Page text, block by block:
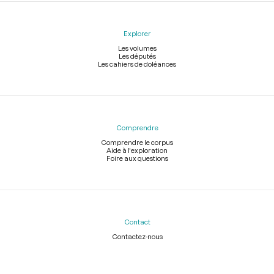
Explorer
Les volumes
Les députés
Les cahiers de doléances
Comprendre
Comprendre le corpus
Aide à l'exploration
Foire aux questions
Contact
Contactez-nous